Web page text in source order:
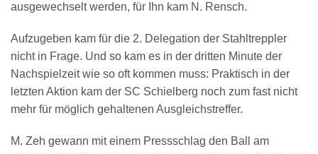
ausgewechselt werden, für Ihn kam N. Rensch.
Aufzugeben kam für die 2. Delegation der Stahltreppler
nicht in Frage. Und so kam es in der dritten Minute der
Nachspielzeit wie so oft kommen muss: Praktisch in der
letzten Aktion kam der SC Schielberg noch zum fast nicht
mehr für möglich gehaltenen Ausgleichstreffer.
M. Zeh gewann mit einem Pressschlag den Ball am